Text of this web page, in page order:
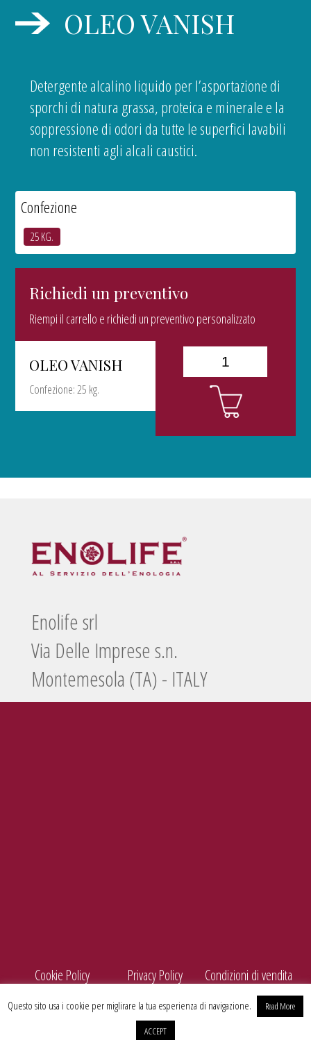
OLEO VANISH
Detergente alcalino liquido per l’asportazione di
sporchi di natura grassa, proteica e minerale e la
soppressione di odori da tutte le superfici lavabili
non resistenti agli alcali caustici.
Confezione
25 KG.
Richiedi un preventivo
Riempi il carrello e richiedi un preventivo personalizzato
OLEO VANISH
Confezione: 25 kg.
Cookie Policy Privacy Policy Condizioni di vendita
Enolife srl
Via Delle Imprese s.n.
Montemesola (TA) - ITALY
Questo sito usa i cookie per miglirare la tua esperienza di navigazione.
Read More
ACCEPT